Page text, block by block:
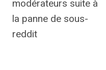
l’article
modérateurs suite à
la panne de sous-
reddit